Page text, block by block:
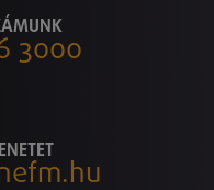
3000